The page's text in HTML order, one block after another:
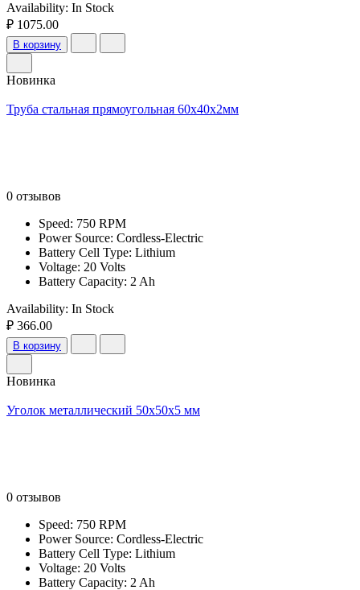
Availability: In Stock
₽ 1075.00
В корзину
Новинка
Труба стальная прямоугольная 60х40х2мм
0 отзывов
Speed: 750 RPM
Power Source: Cordless-Electric
Battery Cell Type: Lithium
Voltage: 20 Volts
Battery Capacity: 2 Ah
Availability: In Stock
₽ 366.00
В корзину
Новинка
Уголок металлический 50x50x5 мм
0 отзывов
Speed: 750 RPM
Power Source: Cordless-Electric
Battery Cell Type: Lithium
Voltage: 20 Volts
Battery Capacity: 2 Ah